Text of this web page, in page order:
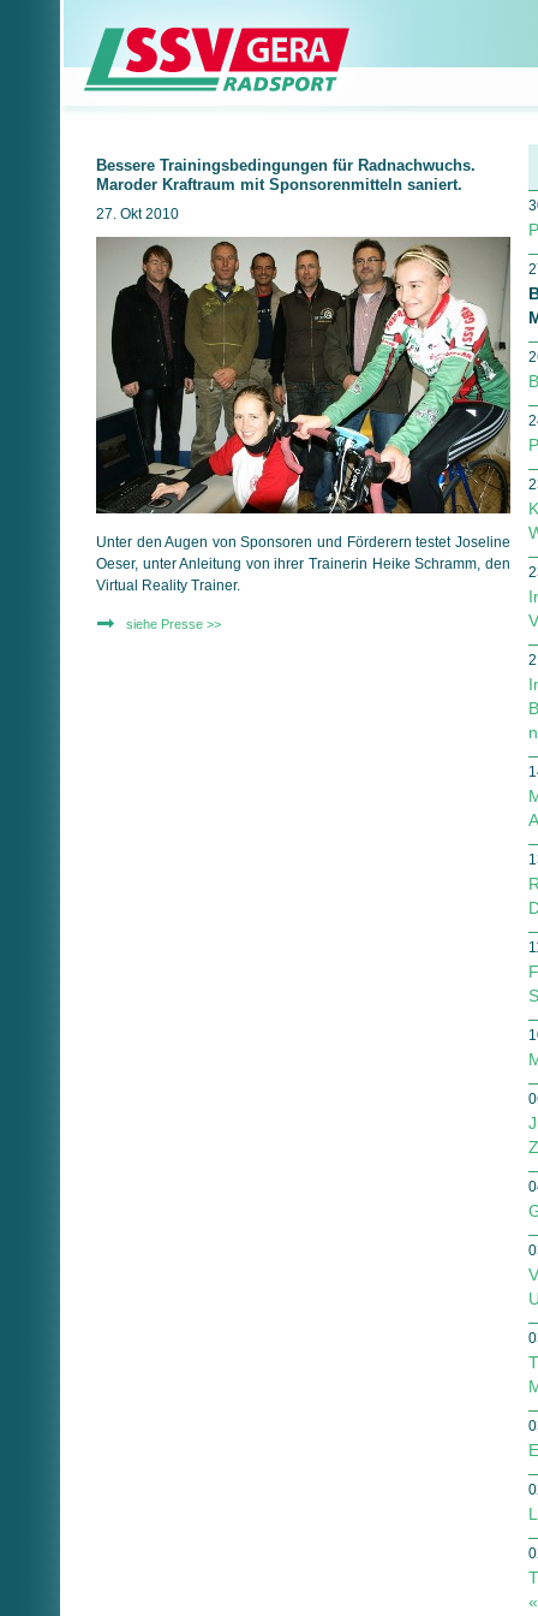
Bessere Trainingsbedingungen für Radnachwuchs.
Maroder Kraftraum mit Sponsorenmitteln saniert.
27. Okt 2010
Unter den Augen von Sponsoren und Förderern testet Joseline
Oeser, unter Anleitung von ihrer Trainerin Heike Schramm, den
Virtual Reality Trainer.
siehe Presse >>